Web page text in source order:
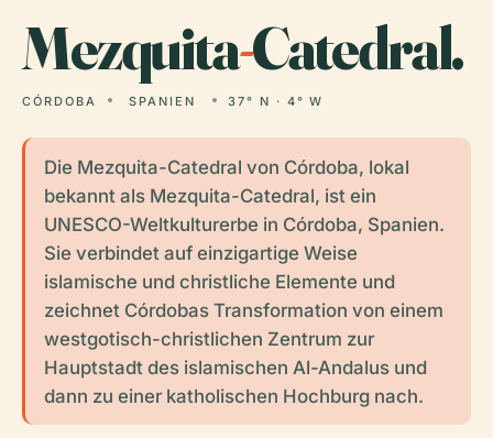
Mezquita-Catedral.
CÓRDOBA SPANIEN 37° N · 4° W
Die Mezquita-Catedral von Córdoba, lokal
bekannt als Mezquita-Catedral, ist ein
UNESCO-Weltkulturerbe in Córdoba, Spanien.
Sie verbindet auf einzigartige Weise
islamische und christliche Elemente und
zeichnet Córdobas Transformation von einem
westgotisch-christlichen Zentrum zur
Hauptstadt des islamischen Al-Andalus und
dann zu einer katholischen Hochburg nach.